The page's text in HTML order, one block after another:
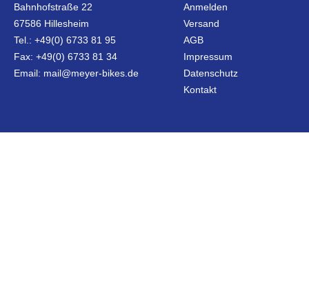
Bahnhofstraße 22
67586 Hillesheim
Tel.: +49(0) 6733 81 95
Fax: +49(0) 6733 81 34
Email: mail@meyer-bikes.de
Anmelden
Versand
AGB
Impressum
Datenschutz
Kontakt